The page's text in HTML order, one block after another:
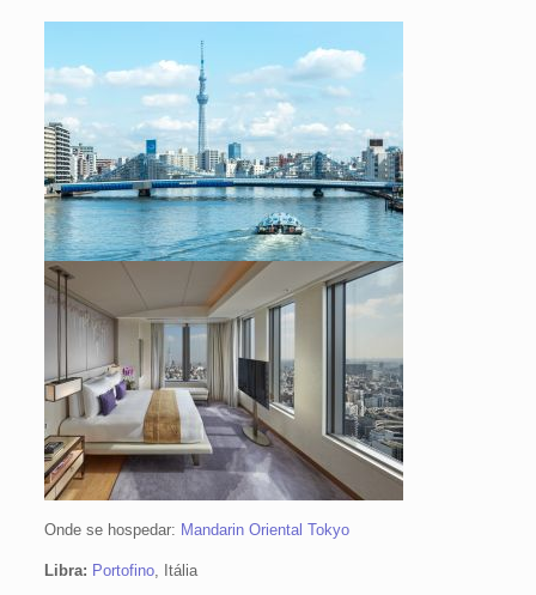
Onde se hospedar: Mandarin Oriental Tokyo
Libra: Portofino, Itália